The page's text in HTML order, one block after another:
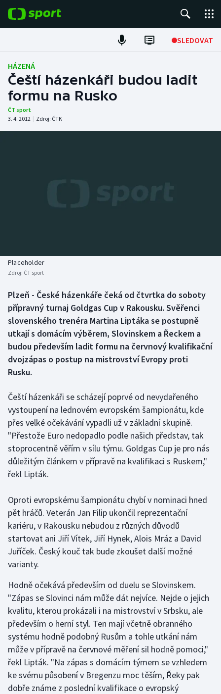
SLEDOVAT
Fotbal
Hokej
Tenis
Atletika
Biatlon
Boby a skeleton
Box
Curling
Dostihy
Florbal
Futsal
Gymnastika
Jezdectví
Judo
Krasobruslení
Lezení
Lyže a snowboard
Moderní pětiboj
Motorsport
Olympijské hry
Aplikace ČT sport
AZ kvíz
HÁZENÁ
Čeští házenkáři budou ladit
formu na Rusko
ČT sport
3. 4. 2012 | Zdroj: ČTK
Placeholder
Zdroj: ČT sport
Plzeň - České házenkáře čeká od čtvrtka do soboty
přípravný turnaj Goldgas Cup v Rakousku. Svěřenci
slovenského trenéra Martina Liptáka se postupně
utkají s domácím výběrem, Slovinskem a Řeckem a
budou především ladit formu na červnový kvalifikační
dvojzápas o postup na mistrovství Evropy proti
Rusku.
Čeští házenkáři se scházejí poprvé od nevydařeného
vystoupení na lednovém evropském šampionátu, kde
přes velké očekávání vypadli už v základní skupině.
"Přestože Euro nedopadlo podle našich představ, tak
stoprocentně věřím v sílu týmu. Goldgas Cup je pro nás
důležitým článkem v přípravě na kvalifikaci s Ruskem,"
řekl Lipták.
Oproti evropskému šampionátu chybí v nominaci hned
pět hráčů. Veterán Jan Filip ukončil reprezentační
kariéru, v Rakousku nebudou z různých důvodů
startovat ani Jiří Vítek, Jiří Hynek, Alois Mráz a David
Juříček. Český kouč tak bude zkoušet další možné
varianty.
Hodně očekává především od duelu se Slovinskem.
"Zápas se Slovinci nám může dát nejvíce. Nejde o jejich
kvalitu, kterou prokázali i na mistrovství v Srbsku, ale
především o herní styl. Ten mají včetně obranného
systému hodně podobný Rusům a tohle utkání nám
může v přípravě na červnové měření sil hodně pomoci,"
řekl Lipták. "Na zápas s domácím týmem se vzhledem
ke svému působení v Bregenzu moc těším, Řeky pak
dobře známe z poslední kvalifikace o evropský